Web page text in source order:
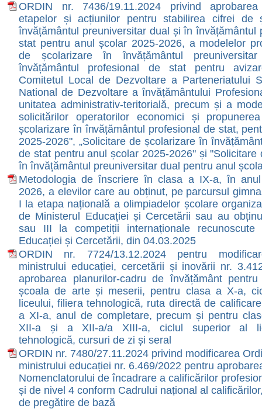
ORDIN nr. 7436/19.11.2024 privind aprobarea
etapelor și acțiunilor pentru stabilirea cifrei de
învățământul preuniversitar dual și în învățământul
stat pentru anul școlar 2025-2026, a modelelor
de școlarizare în învățământul
învățământul profesional de stat pentru
Comitetul Local de Dezvoltare a Parteneriatului
National de Dezvoltare a învățământului
unitatea administrativ-teritorială, precum și a
solicitărilor operatorilor economici și
școlarizare în învățământul profesional de stat,
2025-2026", „Solicitare de școlarizare în
de stat pentru anul școlar 2025-2026" și "Solicitare
în învățământul preuniversitar dual pentru anul
Metodologia de înscriere în clasa a IX-a, în
2026, a elevilor care au obținut, pe parcursul
I la etapa națională a olimpiadelor școlare
de Ministerul Educației și Cercetării sau au
sau III la competiții internaționale recunoscute
Educației și Cercetării, din 04.03.2025
ORDIN nr. 7724/13.12.2024pentru
ministrului educației, cercetării și inovării nr.
aprobarea planurilor-cadru de învățământ
școala de arte și meserii, pentru clasa a X-a,
liceului, filiera tehnologică, ruta directă de
a XI-a, anul de completare, precum și pentru
XII-a și a XII-a/a XIII-a, ciclul superior al
tehnologică, cursuri de zi și seral
ORDIN nr. 7480/27.11.2024 privind modificarea
ministrului educației nr. 6.469/2022 pentru
Nomenclatorului de încadrare a calificărilor
și de nivel 4 conform Cadrului național al
de pregătire de baz ă